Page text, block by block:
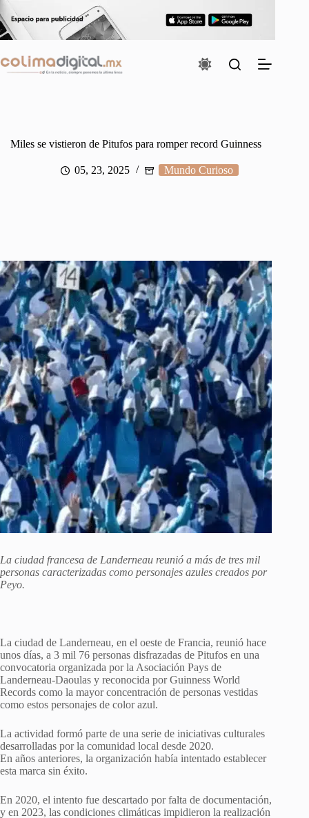
Saltar
al
contenido
Miles se vistieron de Pitufos para romper record Guinness
05, 23, 2025 Mundo Curioso
La ciudad francesa de Landerneau reunió a más de tres mil
personas caracterizadas como personajes azules creados por
Peyo.
La ciudad de Landerneau, en el oeste de Francia, reunió hace
unos días, a 3 mil 76 personas disfrazadas de Pitufos en una
convocatoria organizada por la Asociación Pays de
Landerneau-Daoulas y reconocida por Guinness World
Records como la mayor concentración de personas vestidas
como estos personajes de color azul.
La actividad formó parte de una serie de iniciativas culturales
desarrolladas por la comunidad local desde 2020.
En años anteriores, la organización había intentado establecer
esta marca sin éxito.
En 2020, el intento fue descartado por falta de documentación,
y en 2023, las condiciones climáticas impidieron la realización